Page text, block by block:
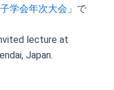
学会年次大会 」で
lecture at
Japan.